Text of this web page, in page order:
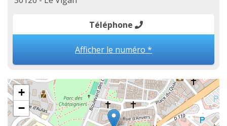
Téléphone
Afficher le numéro *
+
−